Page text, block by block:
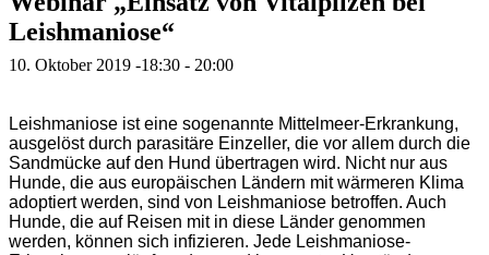
Leishmaniose“
10. Oktober 2019 -18:30 - 20:00
Leishmaniose ist eine sogenannte Mittelmeer-Erkrankung,
ausgelöst durch parasitäre Einzeller, die vor allem durch die
Sandmücke auf den Hund übertragen wird. Nicht nur aus
Hunde, die aus europäischen Ländern mit wärmeren Klima
adoptiert werden, sind von Leishmaniose betroffen. Auch
Hunde, die auf Reisen mit in diese Länder genommen
werden, können sich infizieren. Jede Leishmaniose-